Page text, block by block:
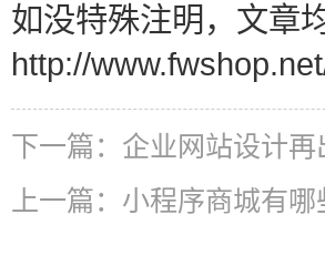
如没特殊注明，文章
http://
下一篇： 企业网站设计
上一篇： 小程序商城有